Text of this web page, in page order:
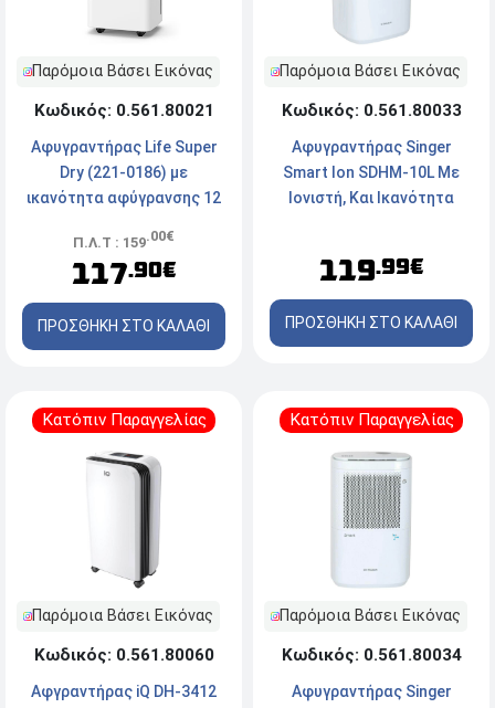
Παρόμοια Βάσει Εικόνας
Κωδικός: 0.561.80021
Αφυγραντήρας Life Super
Dry (221-0186) με
ικανότητα αφύγρανσης 12
Π.Λ.Τ : 159.00€
117.90€
ΠΡΟΣΘΗΚΗ ΣΤΟ ΚΑΛΑΘΙ
Παρόμοια Βάσει Εικόνας
Κωδικός: 0.561.80033
Αφυγραντήρας Singer
Smart Ion SDHM-10L Με
Ιονιστή, Και Ικανότητα
119.99€
ΠΡΟΣΘΗΚΗ ΣΤΟ ΚΑΛΑΘΙ
Κατόπιν Παραγγελίας
Παρόμοια Βάσει Εικόνας
Κωδικός: 0.561.80060
Αφγραντήρας iQ DH-3412
Κατόπιν Παραγγελίας
Παρόμοια Βάσει Εικόνας
Κωδικός: 0.561.80034
Αφυγραντήρας Singer